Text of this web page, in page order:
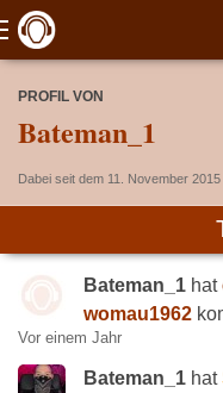
PROFIL VON
Bateman_1
Dabei seit dem 11. November 2015
Bateman_1 hat
womau1962
Vor einem Jahr
Bateman_1 hat